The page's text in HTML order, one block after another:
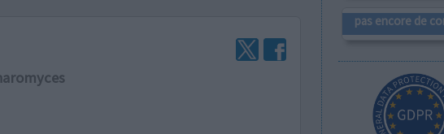
pas encore de